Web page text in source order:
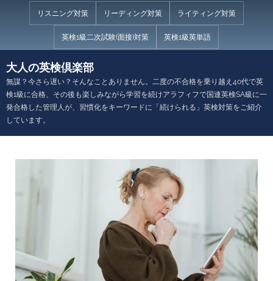
リスニング対策 リーディング対策 ライティング対策
英検1級二次試験(面接)対策 英検1級英単語
大人の英検倶楽部
無謀？今さら遅い？そんなことありません。二度の不合格を乗り越え40代で英
検1級に合格、その後も楽しみながら学習を続けアラフィフで国連英検SA級に一
発合格した管理人が、習慣化をキーワードに「続けられる」英検対策をご紹介
しています。